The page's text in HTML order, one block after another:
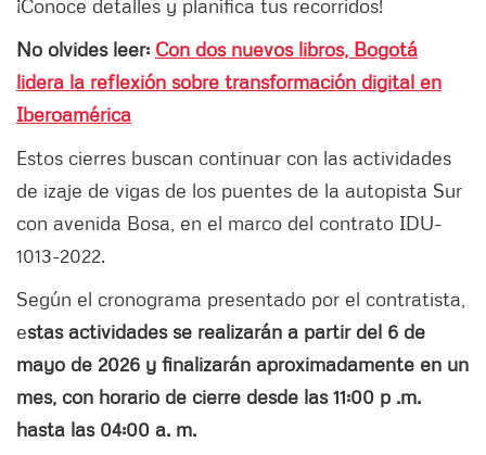
¡Conoce detalles y planifica tus recorridos!
No olvides leer: Con dos nuevos libros, Bogotá
lidera la reflexión sobre transformación digital en
Iberoamérica
Estos cierres buscan continuar con las actividades
de izaje de vigas de los puentes de la autopista Sur
con avenida Bosa, en el marco del contrato IDU-
1013-2022.
Según el cronograma presentado por el contratista,
estas actividades se realizarán a partir del 6 de
mayo de 2026 y finalizarán aproximadamente en un
mes, con horario de cierre desde las 11:00 p .m.
hasta las 04:00 a. m.